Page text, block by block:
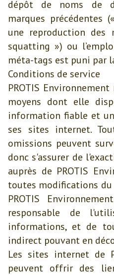
dépôt de noms de
marques précédentes
une reproduction des
squatting ») ou
méta-tags est puni par
Conditions de service
PROTIS
moyens dont elle
information fiable et
ses sites internet.
omissions peuvent
donc s'assurer de
auprès de PROTIS
toutes modifications
PROTIS
responsable de
informations, et de
indirect pouvant en
Les sites internet de
peuvent offrir des